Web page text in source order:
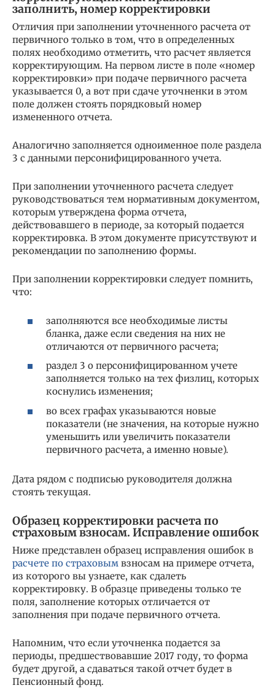
заполнить, номер корректировки
Отличия при заполнении уточненного расчета от
первичного только в том, что в определенных
полях необходимо отметить, что расчет является
корректирующим. На первом листе в поле «номер
корректировки» при подаче первичного расчета
указывается 0, а вот при сдаче уточненки в этом
поле должен стоять порядковый номер
измененного отчета.
Аналогично заполняется одноименное поле раздела
3 с данными персонифицированного учета.
При заполнении уточненного расчета следует
руководствоваться тем нормативным документом,
которым утверждена форма отчета,
действовавшего в периоде, за который подается
корректировка. В этом документе присутствуют и
рекомендации по заполнению формы.
При заполнении корректировки следует помнить,
что:
заполняются все необходимые листы
бланка, даже если сведения на них не
отличаются от первичного расчета;
раздел 3 о персонифицированном учете
заполняется только на тех физлиц, которых
коснулись изменения;
во всех графах указываются новые
показатели (не значения, на которые нужно
уменьшить или увеличить показатели
первичного расчета, а именно новые).
Дата рядом с подписью руководителя должна
стоять текущая.
Образец корректировки расчета по
страховым взносам. Исправление ошибок
Ниже представлен образец исправления ошибок в
расчете по страховым взносам на примере отчета,
из которого вы узнаете, как сдалеть
корректировку. В образце приведены только те
поля, заполнение которых отличается от
заполнения при подаче первичного отчета.
Напомним, что если уточненка подается за
периоды, предшествовавшие 2017 году, то форма
будет другой, а сдаваться такой отчет будет в
Пенсионный фонд.